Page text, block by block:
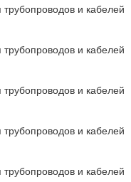
и кабелей
и кабелей
и кабелей
и кабелей
и кабелей